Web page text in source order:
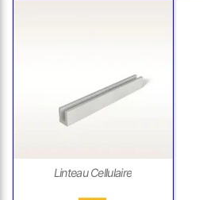
Linteau Cellulaire